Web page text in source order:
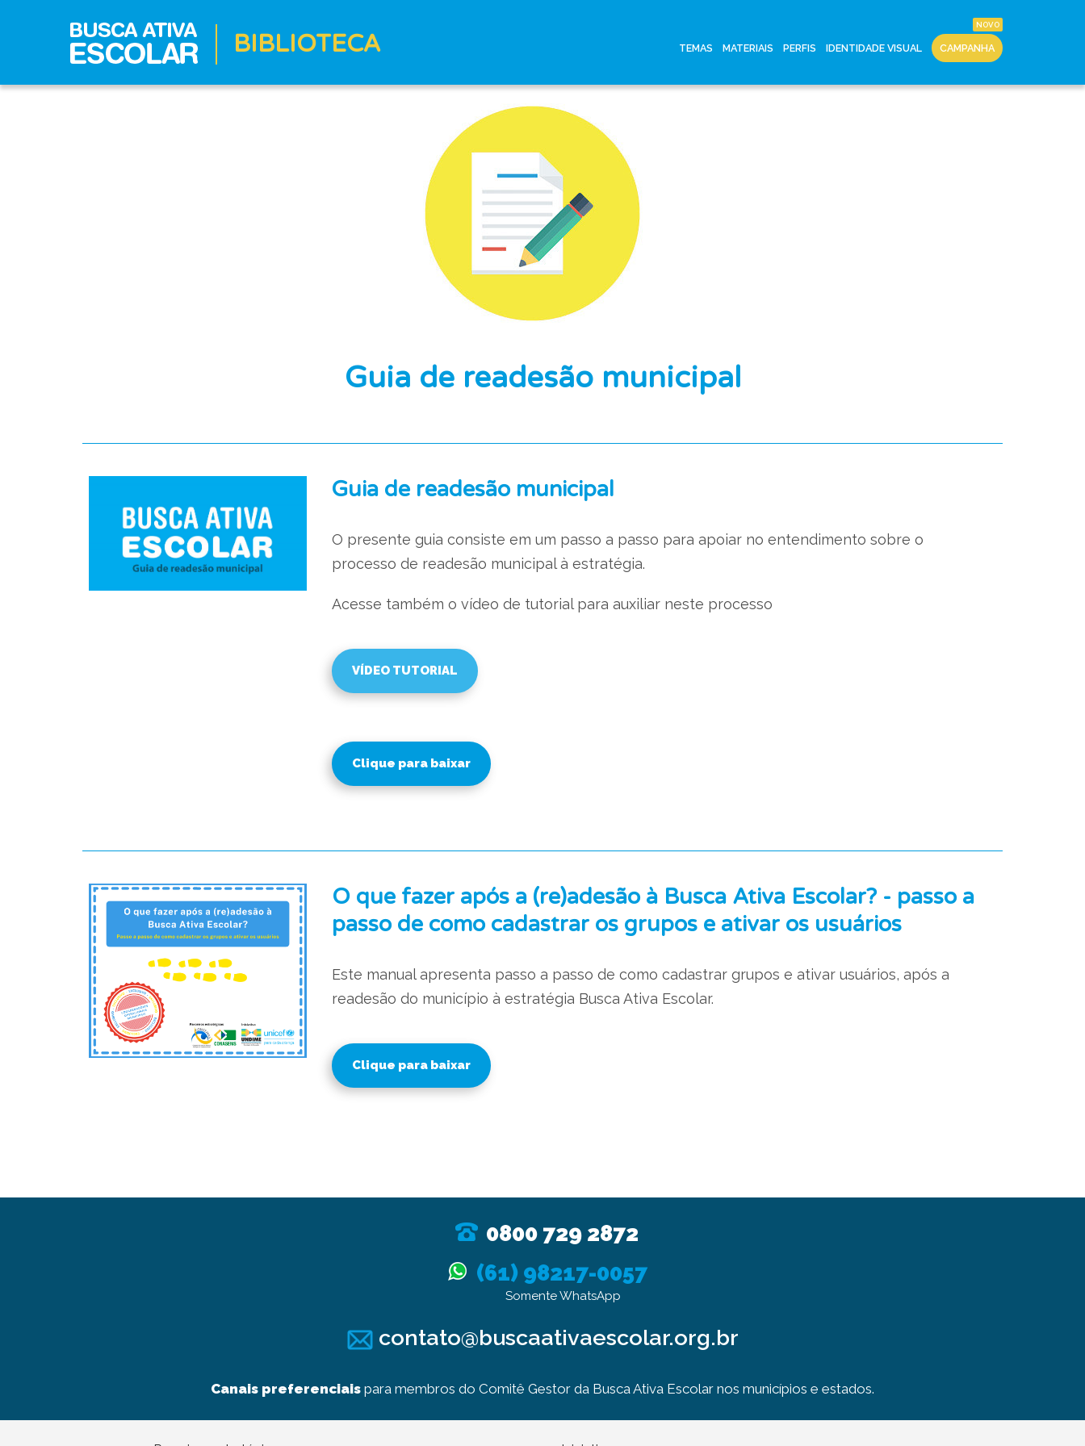
BIBLIOTECA TEMAS MATERIAIS PERFIS IDENTIDADE VISUAL CAMPANHA
Guia de readesão municipal
Guia de readesão municipal
O presente guia consiste em um passo a passo para apoiar no entendimento sobre o
processo de readesão municipal à estratégia.
Acesse também o vídeo de tutorial para auxiliar neste processo
VÍDEO TUTORIAL
Clique para baixar
O que fazer após a (re)adesão à Busca Ativa Escolar? - passo a
passo de como cadastrar os grupos e ativar os usuários
Este manual apresenta passo a passo de como cadastrar grupos e ativar usuários, após a
readesão do município à estratégia Busca Ativa Escolar.
Clique para baixar
0800 729 2872
(61) 98217-0057
Somente WhatsApp
contato@buscaativaescolar.org.br
Canais preferenciais para membros do Comitê Gestor da Busca Ativa Escolar nos municípios e estados.